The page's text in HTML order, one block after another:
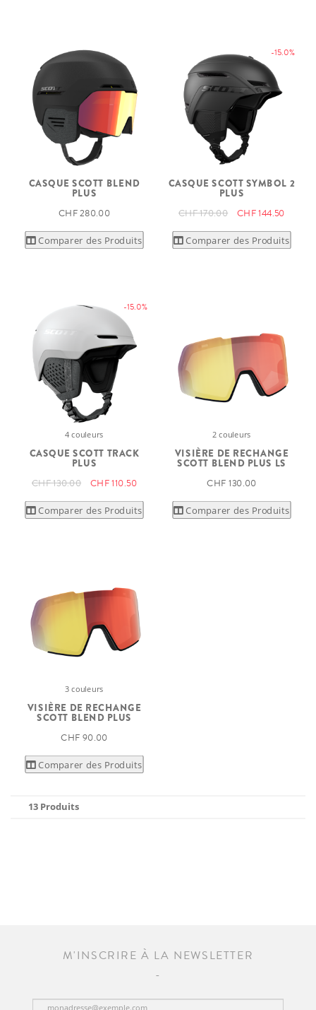
CASQUE SCOTT BLEND
PLUS
CHF 280.00
Comparer des Produits
-15.0%
CASQUE SCOTT SYMBOL 2
PLUS
CHF 170.00 CHF 144.50
Comparer des Produits
-15.0%
4 couleurs
CASQUE SCOTT TRACK
PLUS
CHF 130.00 CHF 110.50
Comparer des Produits
2 couleurs
VISIÈRE DE RECHANGE
SCOTT BLEND PLUS LS
CHF 130.00
Comparer des Produits
3 couleurs
VISIÈRE DE RECHANGE
SCOTT BLEND PLUS
CHF 90.00
Comparer des Produits
13 Produits
M'INSCRIRE À LA NEWSLETTER